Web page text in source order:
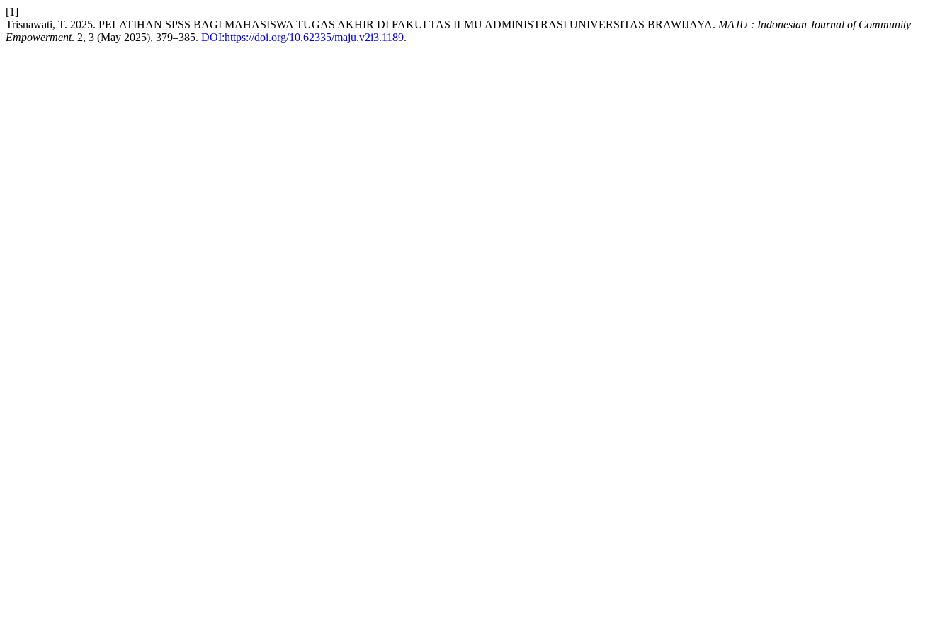
[1]
Trisnawati, T. 2025. PELATIHAN SPSS BAGI MAHASISWA TUGAS AKHIR DI FAKULTAS ILMU ADMINISTRASI UNIVERSITAS BRAWIJAYA. MAJU : Indonesian Journal of Community
Empowerment. 2, 3 (May 2025), 379–385. DOI:https://doi.org/10.62335/maju.v2i3.1189.